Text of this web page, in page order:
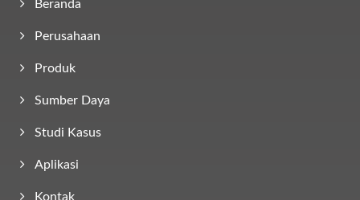
Beranda
Perusahaan
Produk
Sumber Daya
Studi Kasus
Aplikasi
Kontak